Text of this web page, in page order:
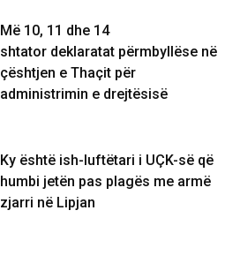
Më 10, 11 dhe 14
shtator deklaratat përmbyllëse në
çështjen e Thaçit për
administrimin e drejtësisë
Ky është ish-luftëtari i UÇK-së që
humbi jetën pas plagës me armë
zjarri në Lipjan